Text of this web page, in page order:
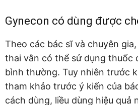
Gynecon có dùng được
Theo các bác sĩ và chuyên
thai vẫn có thể sử dụng thuốc
bình thường. Tuy nhiên trước
tham khảo trước ý kiến của
cách dùng, liều dùng hiệu quả